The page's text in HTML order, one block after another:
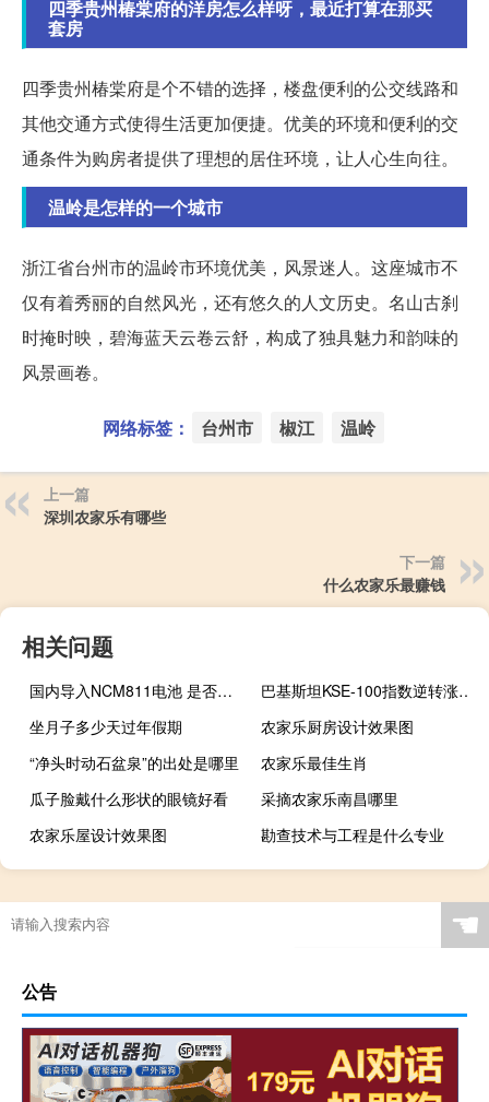
四季贵州椿棠府的洋房怎么样呀，最近打算在那买
套房
四季贵州椿棠府是个不错的选择，楼盘便利的公交线路和
其他交通方式使得生活更加便捷。优美的环境和便利的交
通条件为购房者提供了理想的居住环境，让人心生向往。
温岭是怎样的一个城市
浙江省台州市的温岭市环境优美，风景迷人。这座城市不
仅有着秀丽的自然风光，还有悠久的人文历史。名山古刹
时掩时映，碧海蓝天云卷云舒，构成了独具魅力和韵味的
风景画卷。
网络标签： 台州市 椒江 温岭
上一篇
深圳农家乐有哪些
下一篇
什么农家乐最赚钱
相关问题
国内导入NCM811电池 是否操之过急？
巴基斯坦KSE-100指数逆转涨势下跌0.1%
坐月子多少天过年假期
农家乐厨房设计效果图
“净头时动石盆泉”的出处是哪里
农家乐最佳生肖
瓜子脸戴什么形状的眼镜好看
采摘农家乐南昌哪里
农家乐屋设计效果图
勘查技术与工程是什么专业
☚
公告